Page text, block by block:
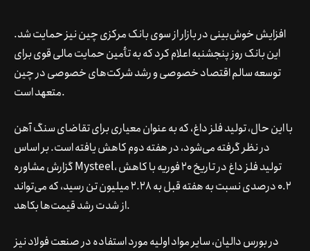
افزایش خوش‌بینی در بازار از سوی بانک مرکزی چین نیز حمایت شد.
این بانک روز پنجشنبه اعلام کرد که به تأمین حمایت مالی قوی برای
توسعه سالم اقتصاد خصوصی و رشد شرکت‌های خصوصی در چین
متعهد است.
با این حال، تولید فلز داغ، که به عنوان معیاری برای تقاضای سنگ آهن
در نظر گرفته می‌شود، در هفته دوم کاهش یافته است. بر اساس
گزارش مشاوره Mysteel، تولید فلز داغ در تاریخ 20 فوریه با کاهش
0.2 درصدی نسبت به هفته قبل به 2.28 میلیون تن رسید، که می‌تواند
از شدت رشد قیمت‌ها بکاهد.
در بورس دالیان، سایر مواد اولیه مورد استفاده در صنعت فولاد نیز